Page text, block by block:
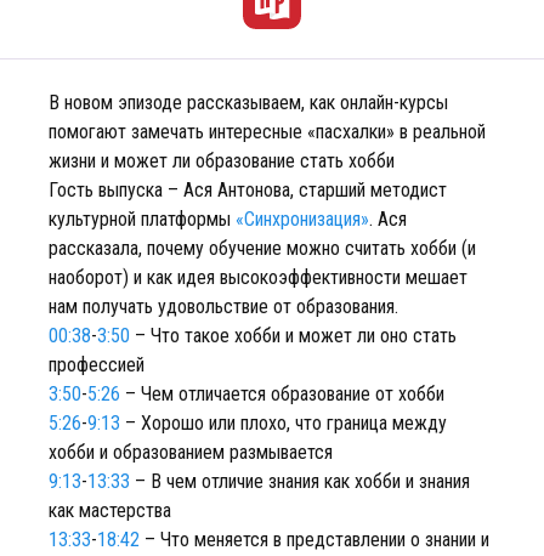
В новом эпизоде рассказываем, как онлайн-курсы
помогают замечать интересные «пасхалки» в реальной
жизни и может ли образование стать хобби
Гость выпуска – Ася Антонова, старший методист
культурной платформы «Синхронизация». Ася
рассказала, почему обучение можно считать хобби (и
наоборот) и как идея высокоэффективности мешает
нам получать удовольствие от образования.
00:38-3:50 – Что такое хобби и может ли оно стать
профессией
3:50-5:26 – Чем отличается образование от хобби
5:26-9:13 – Хорошо или плохо, что граница между
хобби и образованием размывается
9:13-13:33 – В чем отличие знания как хобби и знания
как мастерства
13:33-18:42 – Что меняется в представлении о знании и